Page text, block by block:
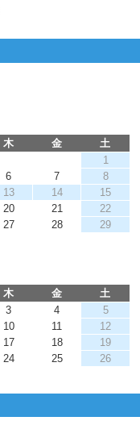
木 金
土
1
6 7
8
13 14
15
20 21
22
27 28
29
木 金
土
3 4
5
10 11
12
17 18
19
24 25
26